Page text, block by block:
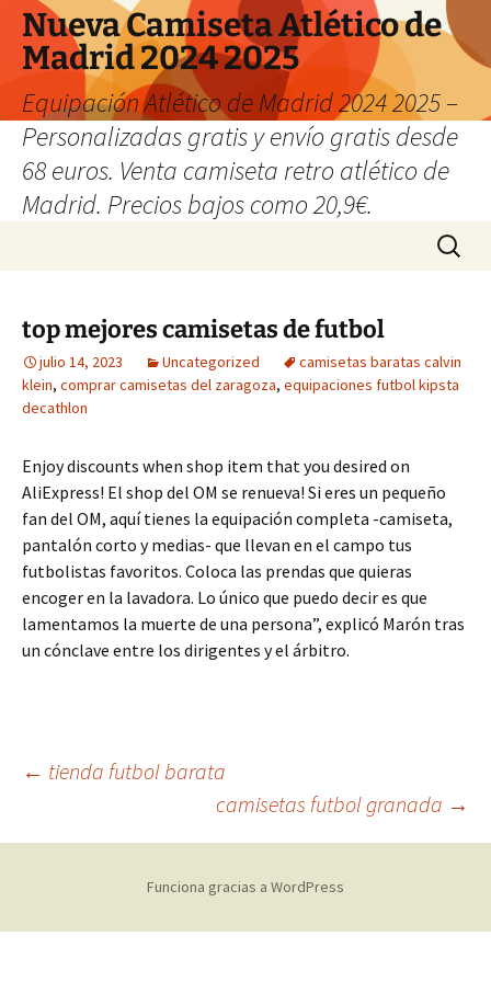
Nueva Camiseta Atlético de
Madrid 2024 2025
Equipación Atlético de Madrid 2024 2025 –
Personalizadas gratis y envío gratis desde
68 euros. Venta camiseta retro atlético de
Madrid. Precios bajos como 20,9€.
Buscar:
top mejores camisetas de futbol
julio 14, 2023 Uncategorized
camisetas baratas calvin
klein, comprar camisetas del zaragoza, equipaciones futbol kipsta
decathlon
Enjoy discounts when shop item that you desired on
AliExpress! El shop del OM se renueva! Si eres un pequeño
fan del OM, aquí tienes la equipación completa -camiseta,
pantalón corto y medias- que llevan en el campo tus
futbolistas favoritos. Coloca las prendas que quieras
encoger en la lavadora. Lo único que puedo decir es que
lamentamos la muerte de una persona”, explicó Marón tras
un cónclave entre los dirigentes y el árbitro.
Navegación
de
entradas
← tienda futbol barata
camisetas futbol granada →
Funciona gracias a WordPress